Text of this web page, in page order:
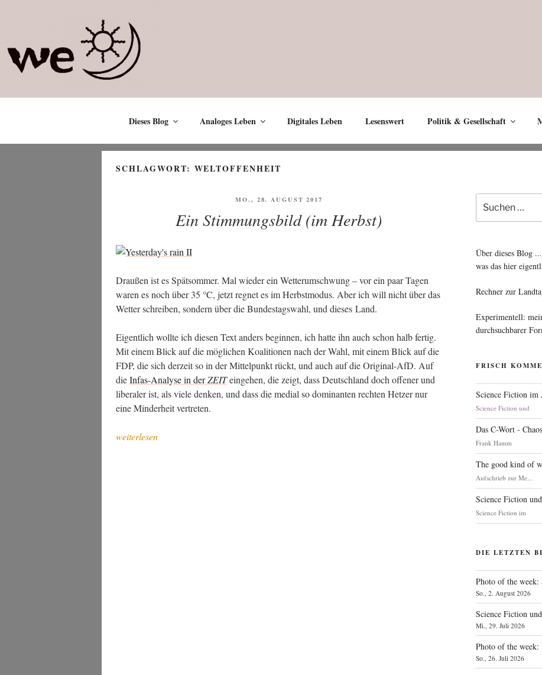
Dieses Blog Analoges Leben Digitales Leben Lesenswert Politik & Gesellschaft
SCHLAGWORT: WELTOFFENHEIT
VERÖFFENTLICHT
MO., 28. AUGUST 2017
Ein Stimmungsbild (im Herbst)
Drau­ßen ist es Spät­som­mer. Mal wie­der ein Wet­ter­um­schwung – vor ein paar Tagen
waren es noch über 35 °C, jetzt reg­net es im Herbst­mo­dus. Aber ich will nicht über das
Wet­ter schrei­ben, son­dern über die Bun­des­tags­wahl, und die­ses Land.
Eigent­lich woll­te ich die­sen Text anders begin­nen, ich hat­te ihn auch schon halb fer­tig.
Mit einem Blick auf die mög­li­chen Koali­tio­nen nach der Wahl, mit einem Blick auf die
FDP, die sich der­zeit so in der Mit­tel­punkt rückt, und auch auf die Ori­gi­nal-AfD. Auf
dieInfas-Ana­ly­se in derZEITein­ge­hen, die zeigt, dass Deutsch­land doch offe­ner und
libe­ra­ler ist, als vie­le den­ken, und dass die medi­al so domi­nan­ten rech­ten Het­zer nur
eine Min­der­heit vertreten.
„Ein
weiterlesen
Suche
nach:
Über dieses Blog
was das hier
Rechner zur
Experimentell:
durchsuchbarer
FRISCH
Science Fiction im
Science Fiction und
Das C-Wort -
Frank Hamm
The good kind of
Aufschrieb zur Me...
Science Fiction
Science Fiction im
DIE LETZTEN
Photo of the week:
So., 2. August 2026
Science Fiction
Mi., 29. Juli 2026
Photo of the
So., 26. Juli 2026